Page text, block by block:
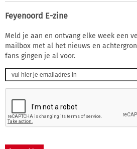
Feyenoord E-zine
Meld je aan en ontvang elke week een
mailbox met al het nieuws en
fans gingen je al voor.